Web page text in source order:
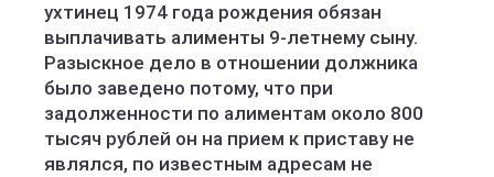
ухтинец 1974 года рождения обязан
выплачивать алименты 9-летнему сыну.
Разыскное дело в отношении должника
было заведено потому, что при
задолженности по алиментам около 800
тысяч рублей он на прием к приставу не
являлся, по известным адресам не